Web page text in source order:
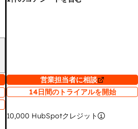
営業担当者に相談
14日間のトライアルを開始
10,000 HubSpotクレジット